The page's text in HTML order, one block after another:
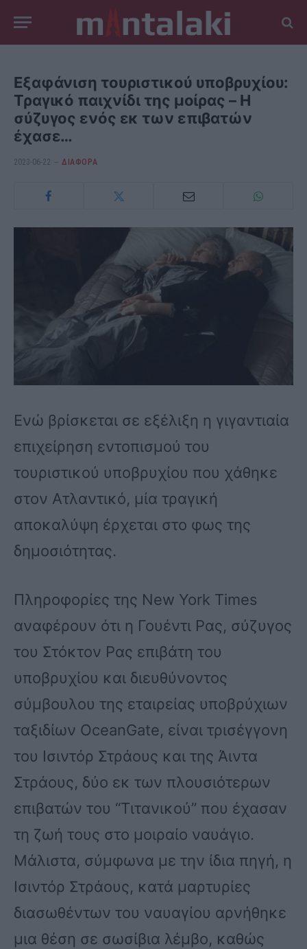
Εξαφάνιση τουριστικού υποβρυχίου:
Τραγικό παιχνίδι της μοίρας – Η
σύζυγος ενός εκ των επιβατών
έχασε…
2023-06-22 ΔΙΆΦΟΡΑ
Ενώ βρίσκεται σε εξέλιξη η γιγαντιαία
επιχείρηση εντοπισμού του
τουριστικού υποβρυχίου που χάθηκε
στον Ατλαντικό, μία τραγική
αποκαλύψη έρχεται στο φως της
δημοσιότητας.
Πληροφορίες της New York Times
αναφέρουν ότι η Γουέντι Ρας, σύζυγος
του Στόκτον Ρας επιβάτη του
υποβρυχίου και διευθύνοντος
σύμβουλου της εταιρείας υποβρύχιων
ταξιδίων OceanGate, είναι τρισέγγονη
του Ισιντόρ Στράους και της Άιντα
Στράους, δύο εκ των πλουσιότερων
επιβατών του “Τιτανικού” που έχασαν
τη ζωή τους στο μοιραίο ναυάγιο.
Μάλιστα, σύμφωνα με την ίδια πηγή, η
Ισιντόρ Στράους, κατά μαρτυρίες
διασωθέντων του ναυαγίου αρνήθηκε
μια θέση σε σωσίβια λέμβο, καθώς